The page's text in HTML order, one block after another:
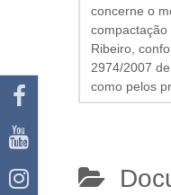
concerne o
Ribeiro,
2974/2007
como pelos